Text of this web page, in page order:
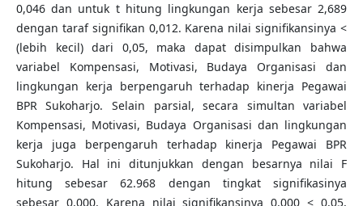
0,046 dan untuk t hitung lingkungan kerja sebesar 2,689
dengan taraf signifikan 0,012. Karena nilai signifikansinya <
(lebih kecil) dari 0,05, maka dapat disimpulkan bahwa
variabel Kompensasi, Motivasi, Budaya Organisasi dan
lingkungan kerja berpengaruh terhadap kinerja Pegawai
BPR Sukoharjo. Selain parsial, secara simultan variabel
Kompensasi, Motivasi, Budaya Organisasi dan lingkungan
kerja juga berpengaruh terhadap kinerja Pegawai BPR
Sukoharjo. Hal ini ditunjukkan dengan besarnya nilai F
hitung sebesar 62.968 dengan tingkat signifikasinya
sebesar 0,000. Karena nilai signifikansinya 0,000 < 0,05,